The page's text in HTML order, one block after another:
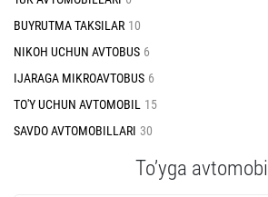
BUYRUTMA TAKSILAR 10
NIKOH UCHUN AVTOBUS 6
IJARAGA MIKROAVTOBUS 6
TO'Y UCHUN AVTOMOBIL 15
SAVDO AVTOMOBILLARI 30
To’yga avtomobil